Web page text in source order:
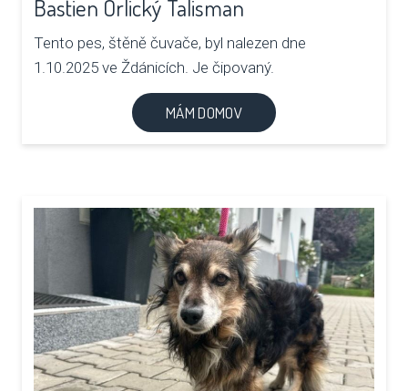
Bastien Orlický Talisman
Tento pes, štěně čuvače, byl nalezen dne
1.10.2025 ve Ždánicích. Je čipovaný.
MÁM DOMOV